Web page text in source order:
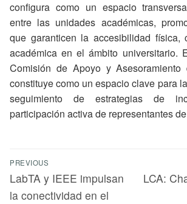
configura como un espacio
entre las unidades académicas,
que garanticen la accesibilidad física,
académica en el ámbito universitario.
Comisión de Apoyo y
constituye como un espacio clave para
seguimiento de estrategias de
participación activa de representantes
PREVIOUS
LabTA y IEEE impulsan
la conectividad en el
LCA: